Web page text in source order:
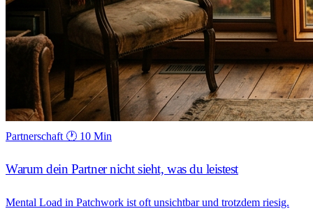
Partnerschaft 🕐 10 Min
Warum dein Partner nicht sieht, was du leistest
Mental Load in Patchwork ist oft unsichtbar und trotzdem riesig.